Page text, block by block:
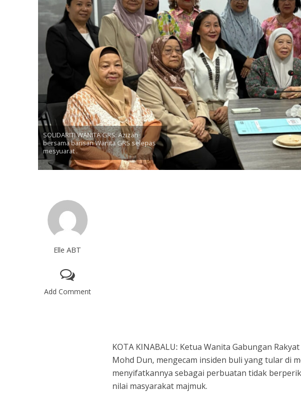
SOLIDARITI WANITA GRS: Azizah
bersama barisan Wanita GRS selepas
mesyuarat .
Elle ABT
Add Comment
KOTA KINABALU: Ketua Wanita Gabungan
Mohd Dun, mengecam insiden buli yang tular di
menyifatkannya sebagai perbuatan tidak
nilai masyarakat majmuk.